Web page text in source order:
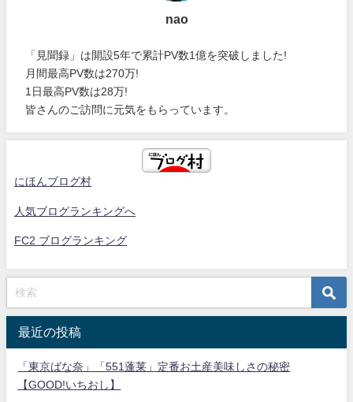
nao
「見聞録」は開設5年で累計PV数1億を突破しました!
月間最高PV数は270万!
1日最高PV数は28万!
皆さんのご訪問に元気をもらっています。
にほんブログ村
人気ブログランキングへ
FC2 ブログランキング
最近の投稿
「東京ばな奈」「551蓬莱」定番お土産美味しさの秘密
【GOOD!いちおし】